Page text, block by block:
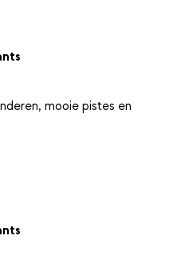
mooie pistes en